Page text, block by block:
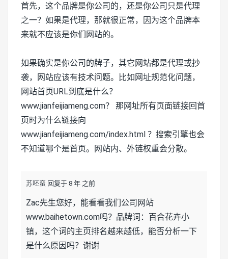
首先，这个品牌是你公司的，还是你公司只是代理
之一？如果是代理，那就很正常，因为这个品牌本
来就不应该是你们网站的。
如果确实是你公司的牌子，其它网站都是代理或抄
袭，网站应该有技术问题。比如网址规范化问题，
网站首页URL到底是什么？
www.jianfeijiameng.com？ 那网址所有页面链接回首
页时为什么链接向
www.jianfeijiameng.com/index.html ？搜索引擎也会
不知道哪个是首页。网站内、外链权重会分散。
苏呸蛮 回复于 8 年 之前
Zac先生您好，能看看我们公司网站
www.baihetown.com吗？品牌词：百合花卉小
镇，这个词的主页排名越来越低，能否分析一下
是什么原因吗？谢谢